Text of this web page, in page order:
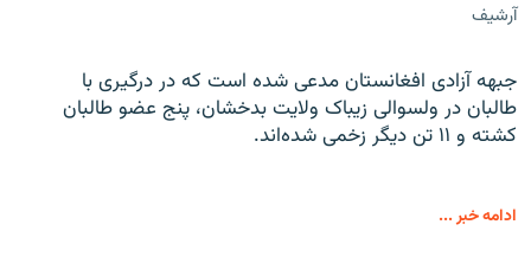
آرشیف
جبهه آزادی افغانستان مدعی شده است که در درگیری با
طالبان در ولسوالی زیباک ولایت بدخشان، پنج عضو طالبان
کشته و ۱۱ تن دیگر زخمی شده‌اند.
ادامه خبر ...